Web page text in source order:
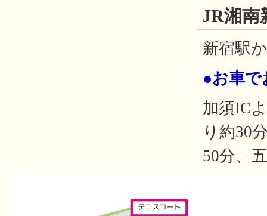
JR湘南
新宿駅
●お車で
加須IC
り約30
50分、